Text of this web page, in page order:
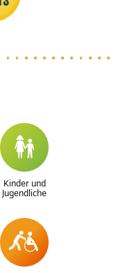
Kinder und
Jugendliche